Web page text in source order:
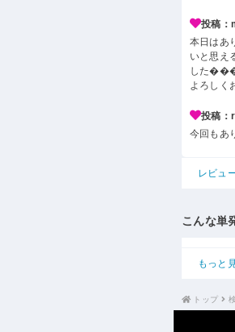
投稿：
本日はあ
いと思え
した
よろしく
投稿
今回もあ
レビュ
こんな単
もっと
トップ